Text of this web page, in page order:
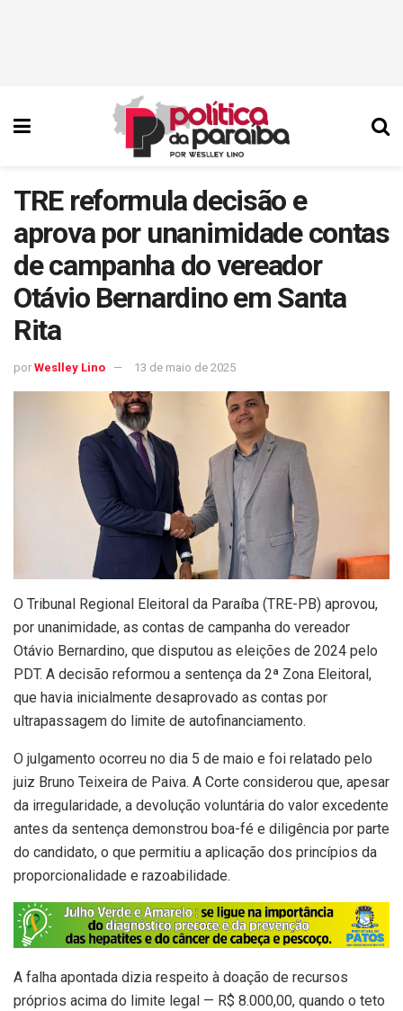
TRE reformula decisão e
aprova por unanimidade contas
de campanha do vereador
Otávio Bernardino em Santa
Rita
por Weslley Lino 13 de maio de 2025
O Tribunal Regional Eleitoral da Paraíba (TRE-PB) aprovou,
por unanimidade, as contas de campanha do vereador
Otávio Bernardino, que disputou as eleições de 2024 pelo
PDT. A decisão reformou a sentença da 2ª Zona Eleitoral,
que havia inicialmente desaprovado as contas por
ultrapassagem do limite de autofinanciamento.
O julgamento ocorreu no dia 5 de maio e foi relatado pelo
juiz Bruno Teixeira de Paiva. A Corte considerou que, apesar
da irregularidade, a devolução voluntária do valor excedente
antes da sentença demonstrou boa-fé e diligência por parte
do candidato, o que permitiu a aplicação dos princípios da
proporcionalidade e razoabilidade.
A falha apontada dizia respeito à doação de recursos
próprios acima do limite legal — R$ 8.000,00, quando o teto